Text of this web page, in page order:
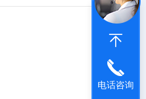
电话咨询